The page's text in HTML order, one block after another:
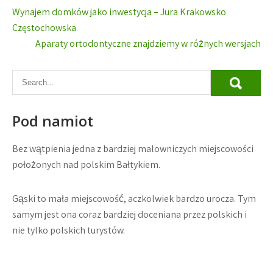
Nawigacja
wpisu
Wynajem domków jako inwestycja – Jura Krakowsko
Częstochowska
Aparaty ortodontyczne znajdziemy w różnych wersjach
Pod namiot
Bez wątpienia jedna z bardziej malowniczych miejscowości
położonych nad polskim Bałtykiem.
Gąski to mała miejscowość, aczkolwiek bardzo urocza. Tym
samym jest ona coraz bardziej doceniana przez polskich i
nie tylko polskich turystów.